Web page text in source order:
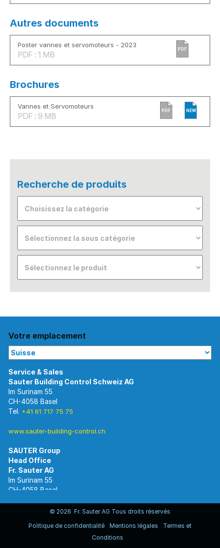
Autres documents
Poster vannes et servomoteurs - 2023
PDF : 1 MB
PDF
Brochures
Vannes et Servomoteurs
PDF : 9 MB
PDF NEW
Recherche de produits
Votre emplacement
Im Surinam 55
CH-4058 Basel
Tel. +41 61 717 75 75
www.sauter-building-control.ch
SAUTER Group
Head Office
Im Surinam 55
CH-4058 Basel
www.sauter-controls.com© 2026 Fr. Sauter AG Tous droits réservés
Politique de confidentialité
Mentions légales
Termes et
Conditions